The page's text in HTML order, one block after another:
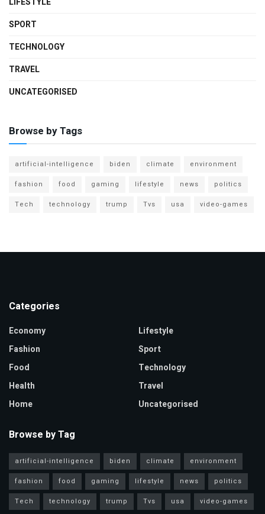
SPORT
TECHNOLOGY
TRAVEL
UNCATEGORISED
Browse by Tags
artificial-intelligence biden climate
environment
fashion
food gaming lifestyle news
politics
Tech
technology trump Tvs usa video-games
Categories
Economy
Fashion
Food
Health
Home
Lifestyle
Sport
Technology
Travel
Uncategorised
Browse by Tag
artificial-intelligence biden climate
environment
fashion
food gaming lifestyle news
politics
Tech
technology trump Tvs usa video-games